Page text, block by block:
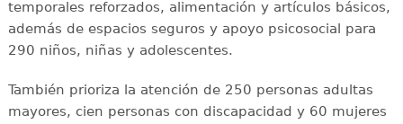
temporales reforzados, alimentación y artículos básicos,
además de espacios seguros y apoyo psicosocial para
290 niños, niñas y adolescentes.
También prioriza la atención de 250 personas adultas
mayores, cien personas con discapacidad y 60 mujeres